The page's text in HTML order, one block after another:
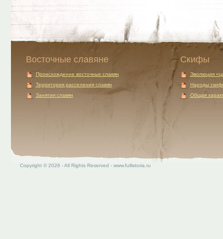
Восточные славяне
Происхождение восточных славян
Территория расселения славян
Занятия славян
Скифы
Эволюция
Народы
Общая
Copyright © 2026 - All Rights Reserved - www.fullistoria.ru